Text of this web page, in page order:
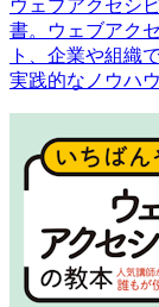
ウェブアクセシ
書。ウェブアク
ト、企業や組織
実践的なノウハ